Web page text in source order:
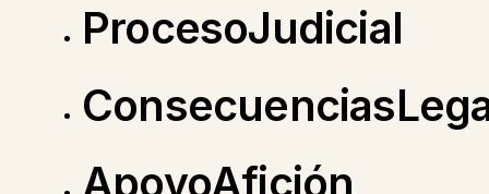
ProcesoJudicial
ApoyoAfición